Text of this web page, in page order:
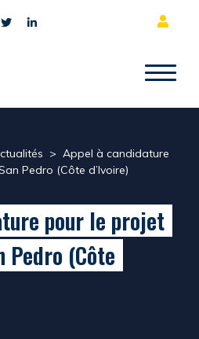
> Appel à candidature
Pedro (Côte d’Ivoire)
pour le projet
(Côte